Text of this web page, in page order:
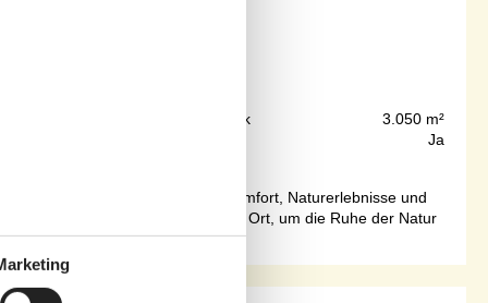
Grundstück
3.050 m²
Ja
für eine große Familie, vereint Komfort, Naturerlebnisse und
Die Terrasse ist der ideale Ort, um die Ruhe der Natur